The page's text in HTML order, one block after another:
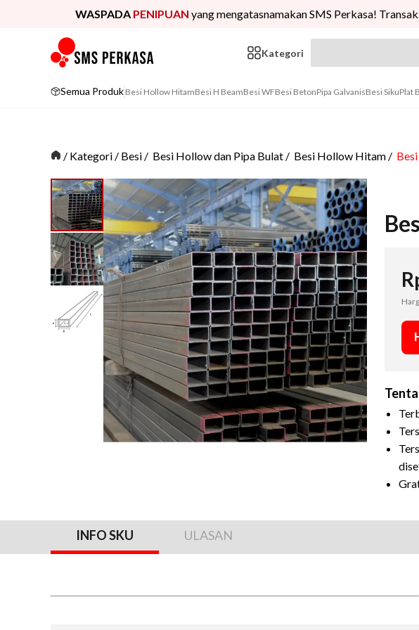
WASPADA PENIPUAN yang mengatasnamakan SMS Perkasa!
Kategori
Semua Produk Besi Hollow HitamBesi H BeamBesi WFBesi BetonPipa GalvanisBesi SikuPlat
/ Kategori / Besi / Besi Hollow dan Pipa Bulat / Besi Hollow Hitam /
INFO SKU ULASAN